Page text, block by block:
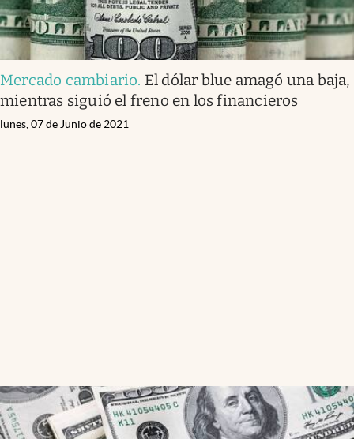
Mercado cambiario. El dólar blue amagó una baja,
mientras siguió el freno en los financieros
lunes, 07 de Junio de 2021